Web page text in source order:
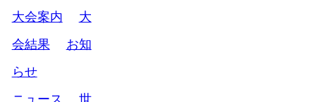
大会案内
大
会結果
お知
らせ
ニュース
世